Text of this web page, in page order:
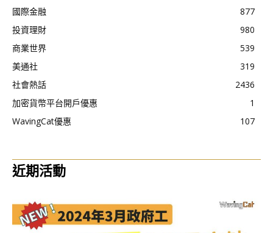
國際金融
877
投資理財
980
商業世界
539
美通社
319
社會熱話
2436
加密貨幣平台開戶優惠
1
WavingCat優惠
107
近期活動